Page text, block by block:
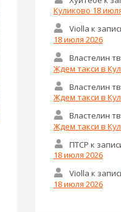
Куликово 18
Violla к
18 июля 2026
Властелин
Ждем такси в
Властелин
Ждем такси в
Властелин
Ждем такси в
ПТСР к
18 июля 2026
Violla к
18 июля 2026